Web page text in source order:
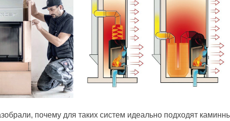
почему для таких систем идеально подходят